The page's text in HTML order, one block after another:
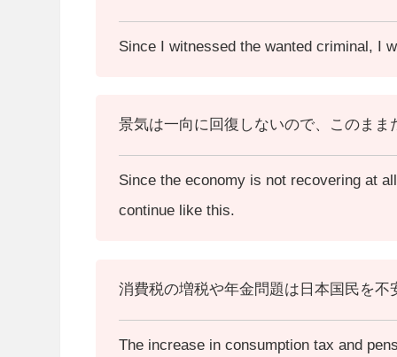
Since I witnessed the wanted criminal, I
景気は一向に回復しないので、このまま
Since the economy is not recovering at
continue like this.
消費税の増税や年金問題は日本国民を不
The increase in consumption tax and